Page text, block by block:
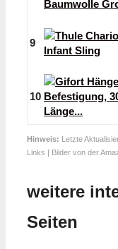
9
10
Hinweis: Letzte
Links | Bilder von der
weitere
Seiten